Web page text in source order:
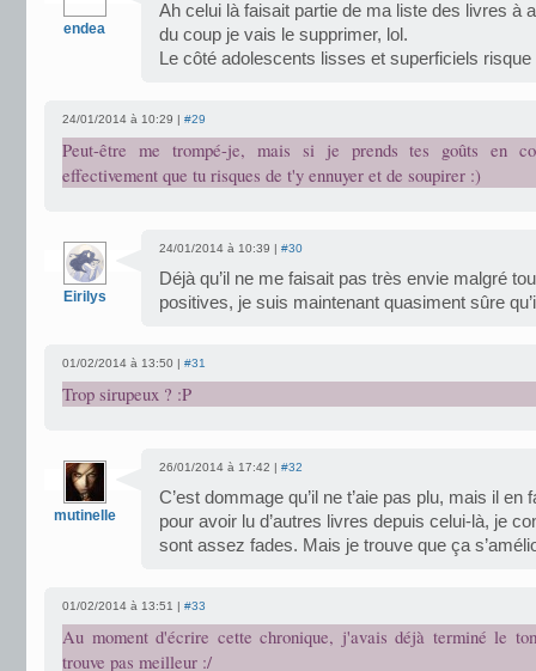
endea
Ah celui là faisait partie de ma liste des livres à
du coup je vais le supprimer, lol.
Le côté adolescents lisses et superficiels
24/01/2014 à 10:29 | #29
Peut-être me trompé-je, mais si je prends tes goûts en
effectivement que tu risques de t'y ennuyer et de soupirer :)
Eirilys
24/01/2014 à 10:39 | #30
Déjà qu’il ne me faisait pas très envie malgré
positives, je suis maintenant quasiment sûre
01/02/2014 à 13:50 | #31
Trop sirupeux ? :P
mutinelle
26/01/2014 à 17:42 | #32
C’est dommage qu’il ne t’aie pas plu, mais il
pour avoir lu d’autres livres depuis celui-là, je
sont assez fades. Mais je trouve que ça
01/02/2014 à 13:51 | #33
Au moment d'écrire cette chronique, j'avais déjà terminé le
trouve pas meilleur :/